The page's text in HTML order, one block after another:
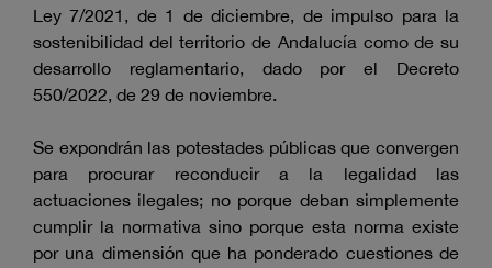
Ley 7/2021, de 1 de diciembre, de impulso para la
sostenibilidad del territorio de Andalucía como de su
desarrollo reglamentario, dado por el Decreto
550/2022, de 29 de noviembre.
Se expondrán las potestades públicas que convergen
para procurar reconducir a la legalidad las
actuaciones ilegales; no porque deban simplemente
cumplir la normativa sino porque esta norma existe
por una dimensión que ha ponderado cuestiones de